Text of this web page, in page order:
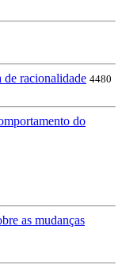
de racionalidade 4480
do
as mudanças